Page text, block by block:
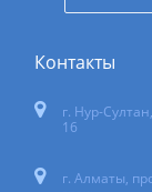
Контакты
г. Нур-Султан,
16
г. Алматы,